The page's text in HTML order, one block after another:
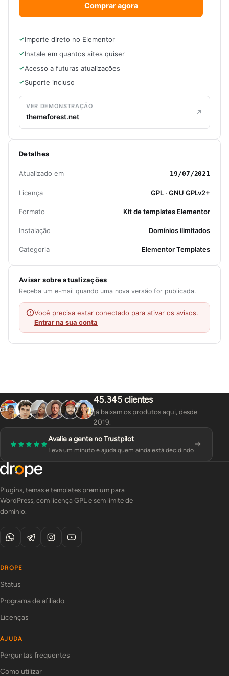
Comprar agora
Importe direto no Elementor
Instale em quantos sites quiser
Acesso a futuras atualizações
Suporte incluso
VER DEMONSTRAÇÃO
themeforest.net
Detalhes
Atualizado em 19/07/2021
Licença GPL · GNU GPLv2+
Formato Kit de templates Elementor
Instalação Domínios ilimitados
Categoria Elementor Templates
Avisar sobre atualizações
Receba um e-mail quando uma nova versão for publicada.
Você precisa estar conectado para ativar os avisos.
Entrar na sua conta
45.345 clientes
já baixam os produtos aqui, desde
2019.
Avalie a gente no Trustpilot
Leva um minuto e ajuda quem ainda está decidindo
Plugins, temas e templates premium para
WordPress, com licença GPL e sem limite de
domínio.
DROPE
Status
Programa de afiliado
Licenças
AJUDA
Perguntas frequentes
Como utilizar